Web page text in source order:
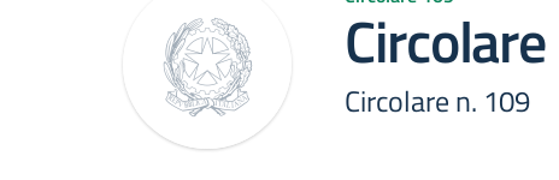
Circolare n. 109